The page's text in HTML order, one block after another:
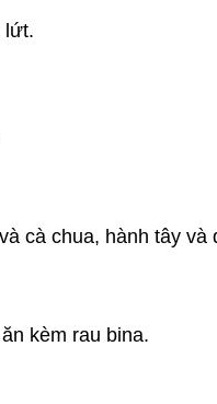
lứt.
cà chua, hành tây và
kèm rau bina.